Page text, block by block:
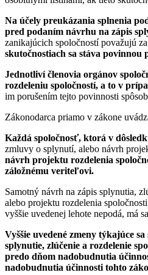
Na účely preukázania splnenia
pred podaním návrhu na zápis
zanikajúcich spoločností považujú
skutočnostiach sa stáva
Jednotliví členovia orgánov
rozdeleniu spoločností, a to v
im porušením tejto povinnosti
Zákonodarca priamo v zákone
Každá spoločnosť, ktorá v
zmluvy o splynutí, alebo návrh
návrh projektu rozdelenia
záložnému veriteľovi.
Samotný návrh na zápis splynutia,
alebo projektu rozdelenia
vyššie uvedenej lehote nepodá, má
Vyššie uvedené zmeny týkajúce
splynutie, zlúčenie a rozdelenie
predo dňom nadobudnutia
nadobudnutia účinnosti tohto